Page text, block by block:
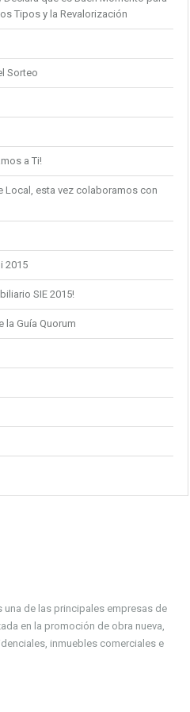
Tipos y la Revalorización
Sorteo
a Ti!
Local, esta vez colaboramos con
2015
SIE 2015!
la Guía Quorum
una de las principales empresas de
en la promoción de obra nueva,
inmuebles comerciales e